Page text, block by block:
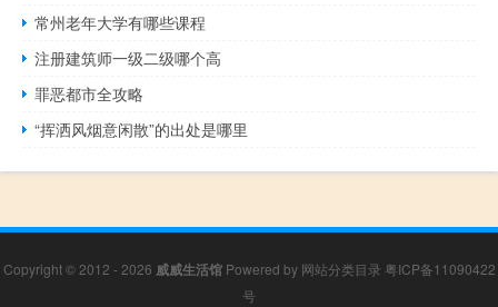
常州老年大学有哪些课程
注册建筑师一级二级哪个高
罪恶都市全攻略
“挥洒风烟意闲散”的出处是哪里
Copyright © 2012 - 2026 威威生活馆Powered by 网站分类目录 粤ICP备11090422
号